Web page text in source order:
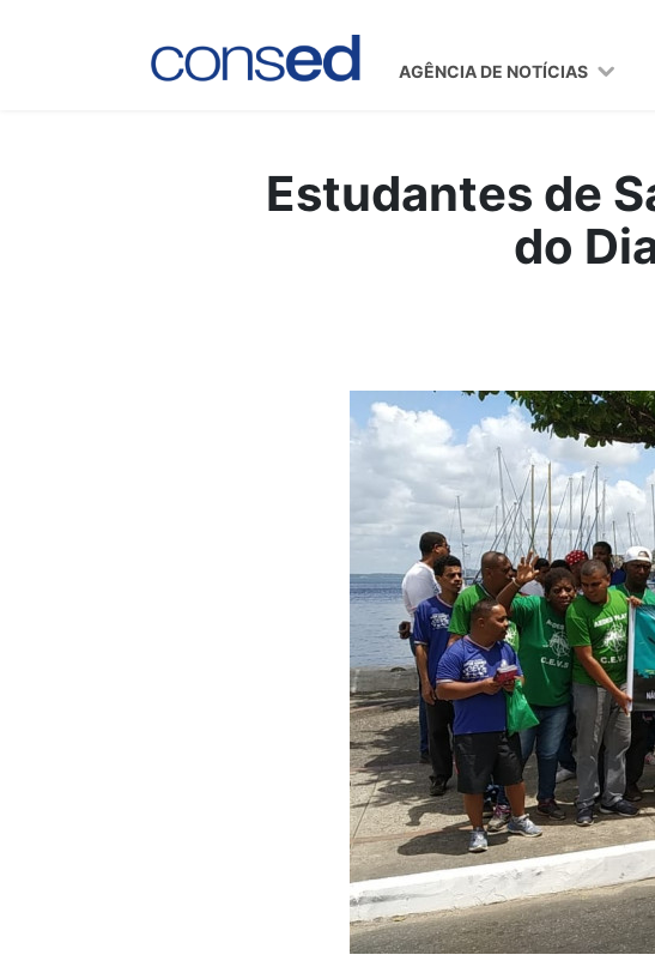
AGÊNCIA DE NOTÍCIAS
Estudantes de
do